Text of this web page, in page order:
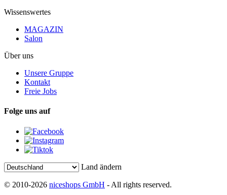
Wissenswertes
MAGAZIN
Salon
Über uns
Unsere Gruppe
Kontakt
Freie Jobs
Folge uns auf
Land ändern
© 2010-2026 niceshops GmbH - All rights reserved.